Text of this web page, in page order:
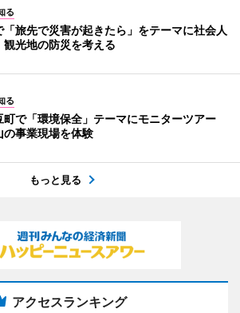
る
「旅先で災害が起きたら」をテーマに社会人
光地の防災を考える
る
町で「環境保全」テーマにモニターツアー
の事業現場を体験
もっと見る
アクセスランキング